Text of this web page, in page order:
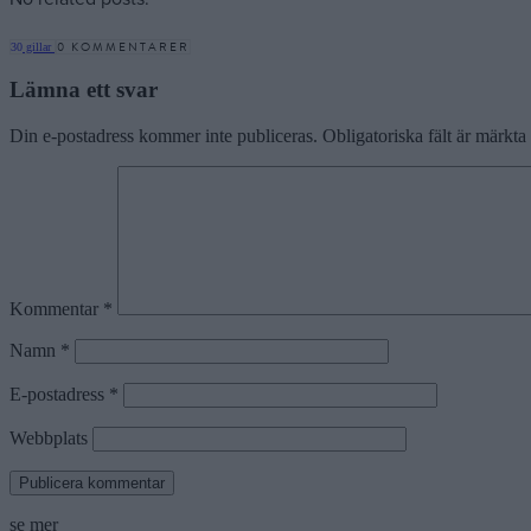
30 gillar 0 KOMMENTARER
Lämna ett svar
Din e-postadress kommer inte publiceras. Obligatoriska fält är märkta
Kommentar *
Namn *
E-postadress *
Webbplats
se mer